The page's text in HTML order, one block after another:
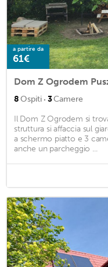
a partire da
61€
Dom Z Ogrodem
8Ospiti · 3Camere
Il Dom Z Ogrodem si
struttura si affaccia sul
a schermo piatto e 3
anche un parcheggio ...